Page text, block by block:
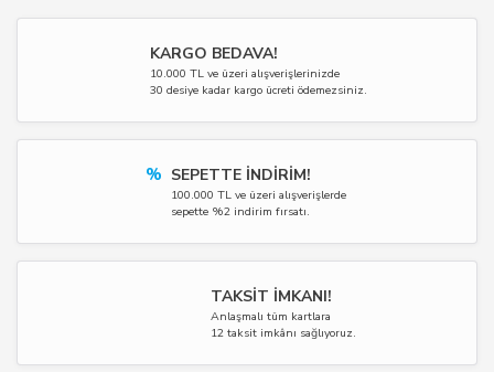
KARGO BEDAVA!
10.000 TL ve üzeri alışverişlerinizde
30 desiye kadar kargo ücreti ödemezsiniz.
% SEPETTE İNDİRİM!
100.000 TL ve üzeri alışverişlerde
sepette %2 indirim fırsatı.
TAKSİT İMKANI!
Anlaşmalı tüm kartlara
12 taksit imkânı sağlıyoruz.